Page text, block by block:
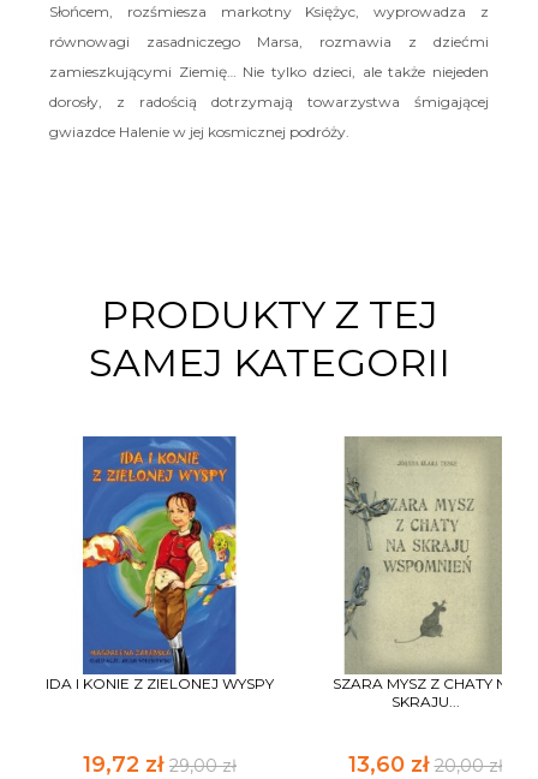
Słońcem, rozśmiesza markotny Księżyc, wyprowadza z
równowagi zasadniczego Marsa, rozmawia z dziećmi
zamieszkującymi Ziemię… Nie tylko dzieci, ale także niejeden
dorosły, z radością dotrzymają towarzystwa śmigającej
gwiazdce Halenie w jej kosmicznej podróży.
PRODUKTY Z TEJ
SAMEJ KATEGORII
IDA I KONIE Z ZIELONEJ WYSPY
19,72 zł 29,00 zł
SZARA MYSZ Z CHATY NA
SKRAJU...
13,60 zł20,00 zł